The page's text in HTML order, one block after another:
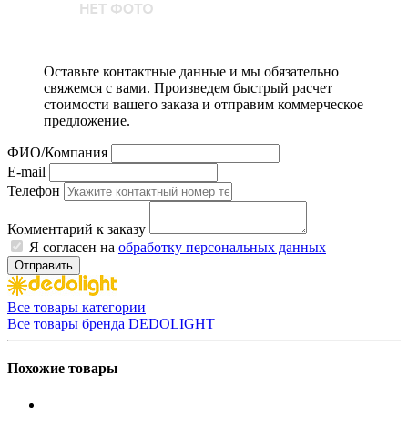
Оставьте контактные данные и мы обязательно
свяжемся с вами. Произведем быстрый расчет
стоимости вашего заказа и отправим коммерческое
предложение.
ФИО/Компания
E-mail
Телефон
Комментарий к заказу
Я согласен на обработку персональных данных
Отправить
Все товары категории
Все товары бренда DEDOLIGHT
Похожие товары